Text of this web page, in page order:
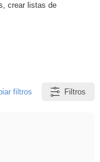
crear listas de
filtros Filtros